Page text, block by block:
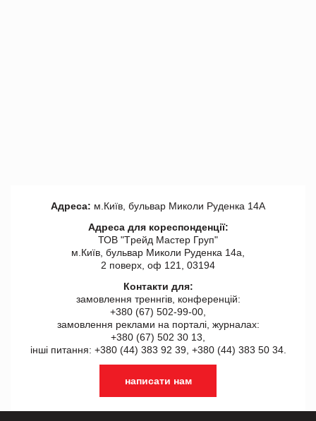
Адреса: м.Київ, бульвар Миколи Руденка 14А
Адреса для кореспонденції:
ТОВ "Tрейд Мастер Груп"
м.Київ, бульвар Миколи Руденка 14а,
2 поверх, оф 121, 03194
Контакти для:
замовлення треннгів, конференцій:
+380 (67) 502-99-00,
замовлення реклами на порталі, журналах:
+380 (67) 502 30 13,
інші питання: +380 (44) 383 92 39, +380 (44) 383 50 34.
написати нам